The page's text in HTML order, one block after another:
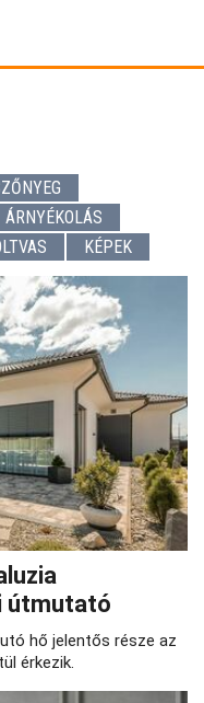
ÁRNYÉKOLÁS
KÉPEK
útmutató
hő jelentős része az
érkezik.